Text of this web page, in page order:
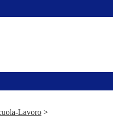
Lavoro >